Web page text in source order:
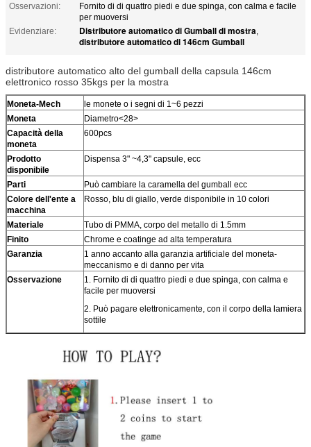
Osservazioni:
Fornito di di quattro piedi e due spinga, con calma e facile
per muoversi
Evidenziare:
Distributore automatico di Gumball di mostra,
distributore automatico di 146cm Gumball
distributore automatico alto del gumball della capsula 146cm
elettronico rosso 35kgs per la mostra
Moneta-Mech
le monete o i segni di 1~6 pezzi
Moneta
Diametro<28>
Capacità della
moneta
600pcs
Prodotto
disponibile
Dispensa 3" ~4,3" capsule, ecc
Parti
Può cambiare la caramella del gumball ecc
Colore dell'ente a
macchina
Rosso, blu di giallo, verde disponibile in 10 colori
Materiale
Tubo di PMMA, corpo del metallo di 1.5mm
Finito
Chrome e coatinge ad alta temperatura
Garanzia
1 anno accanto alla garanzia artificiale del moneta-
meccanismo e di danno per vita
Osservazione
1. Fornito di di quattro piedi e due spinga, con calma e
facile per muoversi
2. Può pagare elettronicamente, con il corpo della lamiera
sottile